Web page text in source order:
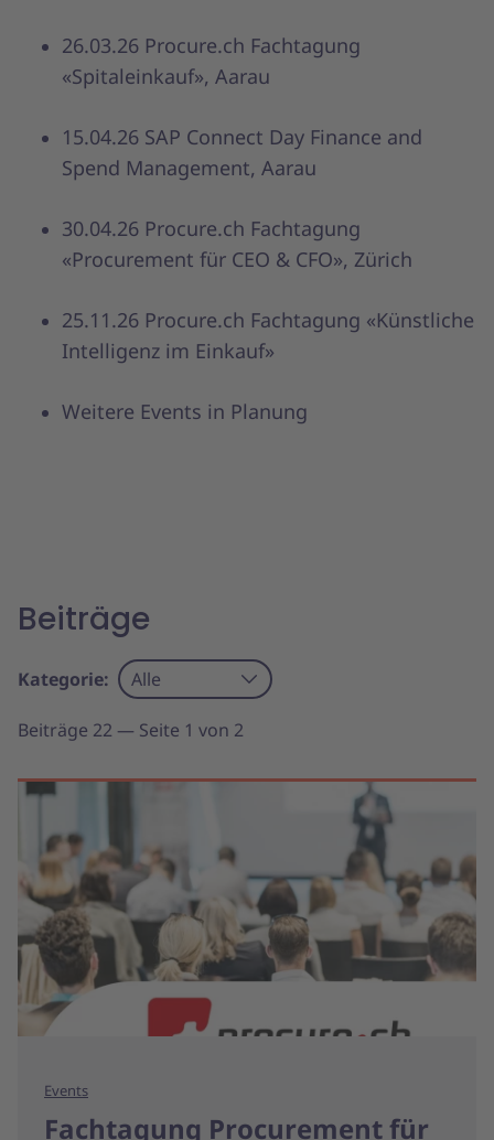
26.03.26 Procure.ch Fachtagung
«Spitaleinkauf», Aarau
15.04.26 SAP Connect Day Finance and
Spend Management, Aarau
30.04.26 Procure.ch Fachtagung
«Procurement für CEO & CFO», Zürich
25.11.26 Procure.ch Fachtagung «Künstliche
Intelligenz im Einkauf»
Weitere Events in Planung
Beiträge
Kategorie: Alle
Beiträge 22 — Seite 1 von 2
Events
Fachtagung Procurement für